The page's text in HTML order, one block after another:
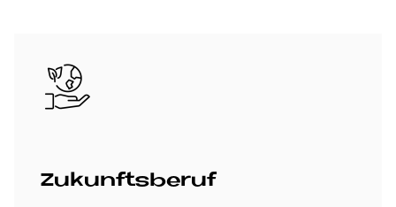
Bild
Zu­kunfts­be­ruf